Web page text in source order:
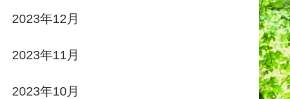
2023年12月
2023年11月
2023年10月